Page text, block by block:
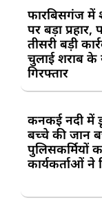
फारबिसगंज में
पर बड़ा प्रहार,
तीसरी बड़ी
चुलाई शराब के
गिरफ्तार
कनकई नदी में
बच्चे की जान
पुलिसकर्मियों
कार्यकर्ताओं ने